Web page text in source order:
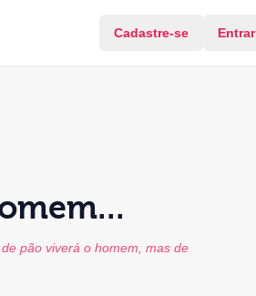
Cadastre-se Entrar
pão viverá o homem, mas de